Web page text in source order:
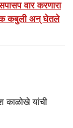
वार करणारा
कबुली अन् घेतले
काळोखे यांची